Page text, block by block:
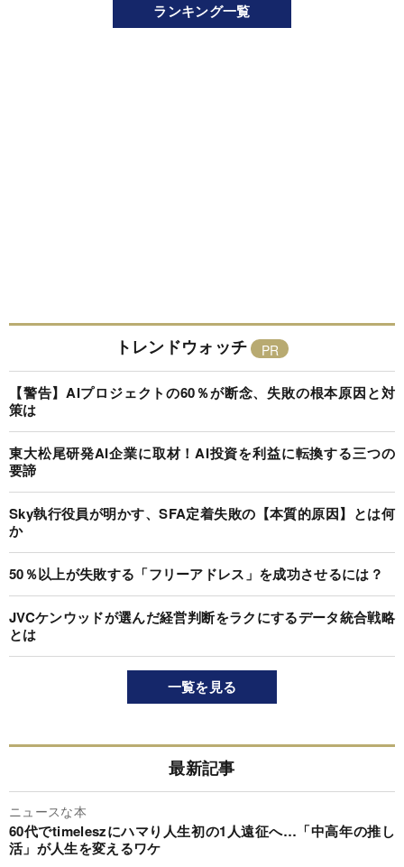
ランキング一覧
トレンドウォッチ
【警告】AIプロジェクトの60％が断念、失敗の根本原因と対
策は
東大松尾研発AI企業に取材！AI投資を利益に転換する三つの
要諦
Sky執行役員が明かす、SFA定着失敗の【本質的原因】とは何
か
50％以上が失敗する「フリーアドレス」を成功させるには？
JVCケンウッドが選んだ経営判断をラクにするデータ統合戦略
とは
一覧を見る
最新記事
ニュースな本
60代でtimeleszにハマり人生初の1人遠征へ…「中高年の推し
活」が人生を変えるワケ